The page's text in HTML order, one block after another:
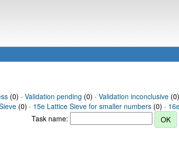
(0) · Validation pending (0) · Validation inconclusive(0)
(0) · 15e Lattice Sieve for smaller numbers (0) ·
Task name: